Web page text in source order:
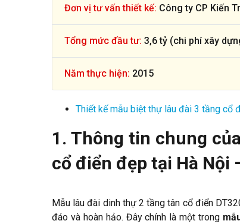
Đơn vị tư vấn thiết kế: Công ty CP Kiến
Tổng mức đầu tư: 3,6 tỷ (chi phí xây
Năm thực hiện: 2015
Thiết kế mẫu biệt thự lâu đài 3 tầng cổ
1. Thông tin chung
cổ điển đẹp tại Hà Nội
Mẫu lâu đài dinh thự 2 tầng tân cổ điển
đáo và hoàn hảo. Đây chính là một trong